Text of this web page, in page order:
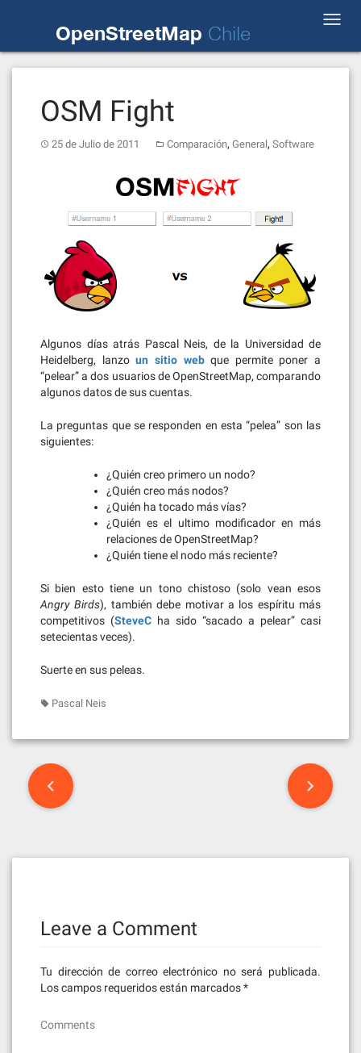
OpenStreetMap Chile
OSM Fight
25 de Julio de 2011 Comparación, General, Software
Algunos días atrás Pascal Neis, de la Universidad de
Heidelberg, lanzoun sitio webque permite poner a
“pelear” a dos usuarios de OpenStreetMap, comparando
algunos datos de sus cuentas.
La preguntas que se responden en esta “pelea” son las
siguientes:
¿Quién creo primero un nodo?
¿Quién creo más nodos?
¿Quién ha tocado más vías?
¿Quién es el ultimo modificador en más
relaciones de OpenStreetMap?
¿Quién tiene el nodo más reciente?
Si bien esto tiene un tono chistoso (solo vean esos
Angry Birds), también debe motivar a los espíritu más
competitivos (SteveC ha sido “sacado a pelear” casi
setecientas veces).
Suerte en sus peleas.
Pascal Neis
Post
navigation
Leave a Comment
Tu dirección de correo electrónico no será publicada.
Los campos requeridos están marcados*
Comments